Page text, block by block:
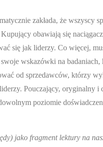
zakłada, że wszyscy
obawiają się
się jak liderzy. Co więcej,
wskazówki na
od sprzedawców, którzy
Pouczający, oryginalny i
poziomie
jako fragment lektury na